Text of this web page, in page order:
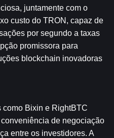
juntamente com o
custo do TRON, capaz de
por segundo a taxas
promissora para
blockchain inovadoras
como Bixin e RightBTC
de negociação
entre os investidores. A